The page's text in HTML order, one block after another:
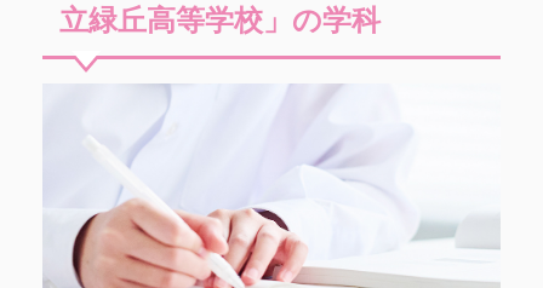
立緑丘高等学校」の学科